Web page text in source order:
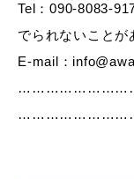
Tel：090-8083-
でられないことが
E-mail：